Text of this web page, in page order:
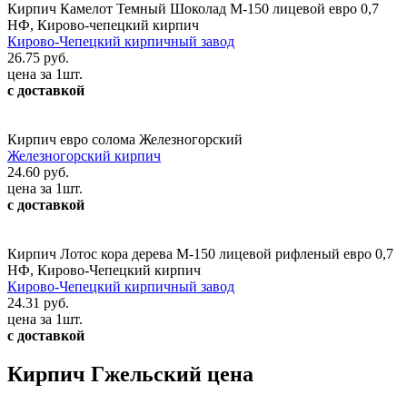
Кирпич Камелот Темный Шоколад М-150 лицевой евро 0,7
НФ, Кирово-чепецкий кирпич
Кирово-Чепецкий кирпичный завод
26.75 руб.
цена за 1шт.
с доставкой
Кирпич евро солома Железногорский
Железногорский кирпич
24.60 руб.
цена за 1шт.
с доставкой
Кирпич Лотос кора дерева М-150 лицевой рифленый евро 0,7
НФ, Кирово-Чепецкий кирпич
Кирово-Чепецкий кирпичный завод
24.31 руб.
цена за 1шт.
с доставкой
Кирпич Гжельский цена